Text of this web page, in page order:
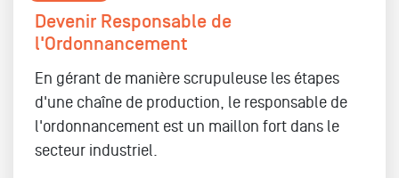
Devenir Responsable de
l'Ordonnancement
En gérant de manière scrupuleuse les étapes
d'une chaîne de production, le responsable de
l'ordonnancement est un maillon fort dans le
secteur industriel.